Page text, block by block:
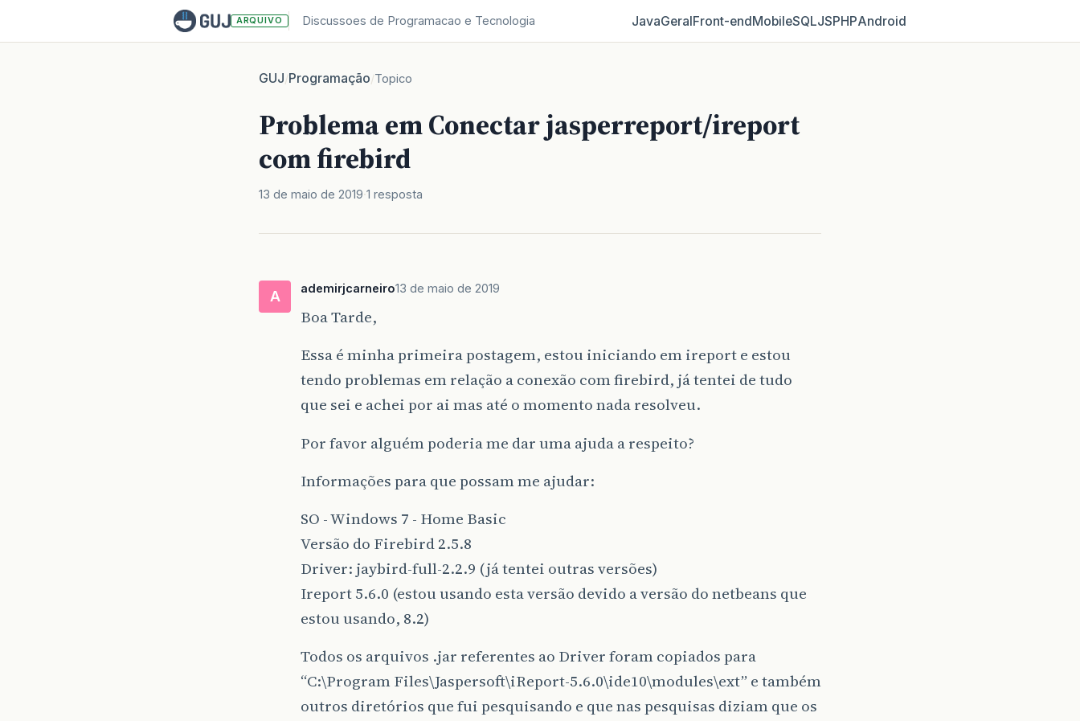
ARQUIVO Discussoes de Programacao e Tecnologia JavaGeralFront‑endMobileSQLJSPHPAndroid
GUJ/Programação/Topico
Problema em Conectar jasperreport/ireport
com firebird
13 de maio de 2019 1 resposta
A ademirjcarneiro13 de maio de 2019
Boa Tarde,
Essa é minha primeira postagem, estou iniciando em ireport e estou
tendo problemas em relação a conexão com firebird, já tentei de tudo
que sei e achei por ai mas até o momento nada resolveu.
Por favor alguém poderia me dar uma ajuda a respeito?
Informações para que possam me ajudar:
SO - Windows 7 - Home Basic
Versão do Firebird 2.5.8
Driver: jaybird-full-2.2.9 (já tentei outras versões)
Ireport 5.6.0 (estou usando esta versão devido a versão do netbeans que
estou usando, 8.2)
Todos os arquivos .jar referentes ao Driver foram copiados para
“C:\Program Files\Jaspersoft\iReport-5.6.0\ide10\modules\ext” e também
outros diretórios que fui pesquisando e que nas pesquisas diziam que os